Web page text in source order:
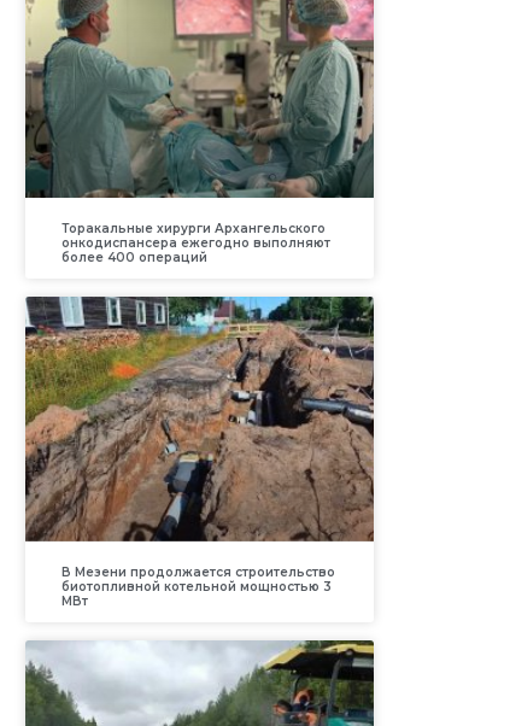
Торакальные хирурги Архангельского
онкодиспансера ежегодно выполняют
более 400 операций
В Мезени продолжается строительство
биотопливной котельной мощностью 3
МВт